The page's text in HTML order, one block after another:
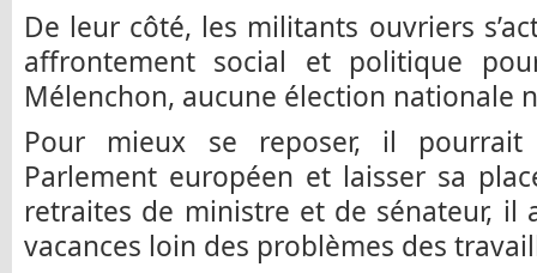
De leur côté, les militants ouvriers
affrontement social et politique
Mélenchon, aucune élection nationale
Pour mieux se reposer, il pourrait
Parlement européen et laisser sa
retraites de ministre et de sénateur, il
vacances loin des problèmes des